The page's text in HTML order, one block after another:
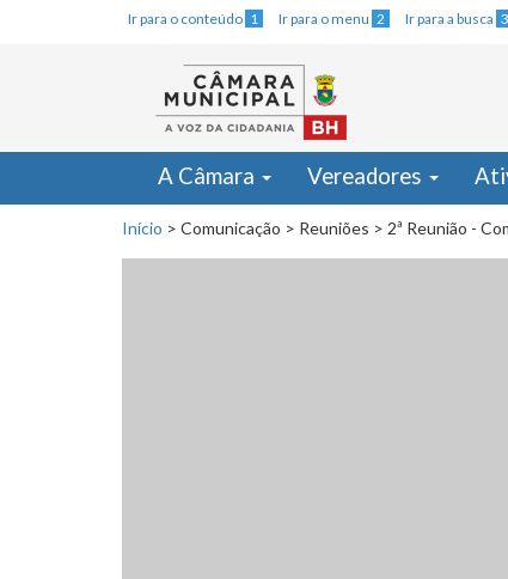
Ir para o conteúdo 1 Ir para o menu 2 Ir para a busca 3
A Câmara Vereadores
Início > Comunicação > Reuniões > 2ª Reunião -